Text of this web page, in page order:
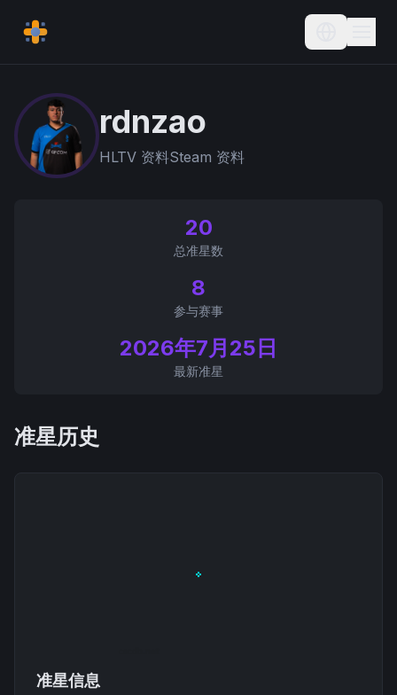
Current
rdnzao
HLTV 资料Steam 资料
20
总准星数
8
参与赛事
2026年7月25日
最新准星
准星历史
准星信息